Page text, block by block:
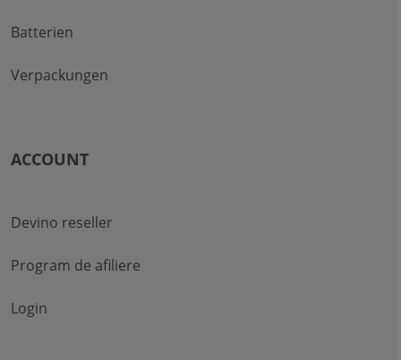
Batterien
Verpackungen
ACCOUNT
Devino reseller
Program de afiliere
Login